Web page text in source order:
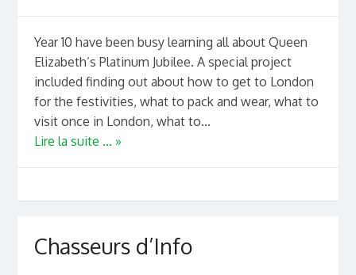
Year 10 have been busy learning all about Queen
Elizabeth’s Platinum Jubilee. A special project
included finding out about how to get to London
for the festivities, what to pack and wear, what to
visit once in London, what to...
Lire la suite ... »
Chasseurs d’Info